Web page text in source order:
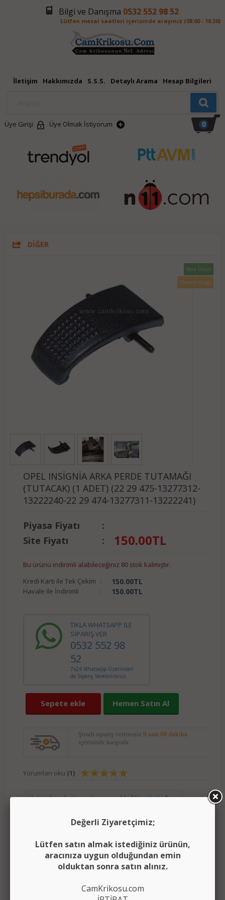
Bilgi ve Danışma 0532 552 98 52
Lütfen mesai saatleri içerisinde arayınız (08:00 - 18:30)
İletişim Hakkımızda S.S.S. Detaylı Arama Hesap Bilgileri
Üye Girişi Üye Olmak İstiyorum 0
DİĞER
Yeni Ürün
Hemen Kargo
OPEL INSİGNİA ARKA PERDE TUTAMAĞI
(TUTACAK) (1 ADET) (22 29 475-13277312-
13222240-22 29 474-13277311-13222241)
Piyasa Fiyatı
:
Site Fiyatı
: 150.00TL
Bu ürünü indirimli alabileceğiniz 80 stok kalmıştır.
Kredi Kartı ile Tek Çekim : 150.00TL
Havale ile İndirimli : 150.00TL
TIKLA WHATSAPP İLE
SİPARİŞ VER
0532 552 98
52
7x24 Whatsapp Üzerinden
de Sipariş Verebilirsiniz.
Sepete ekle Hemen Satın Al
Şimdi sipariş verirseniz 9 saat 08 dakika
içerisinde kargoda.
Yorumları oku (1)
Ürünü karşılaştırma listeme ekle(Karşılaştır)
Fiyatı düşünce bildir
Aklımdakiler listesine ekle
Değerli Ziyaretçimiz;
Lütfen satın almak istediğiniz ürünün,
aracınıza uygun olduğundan emin
olduktan sonra satın alınız.
CamKrikosu.com